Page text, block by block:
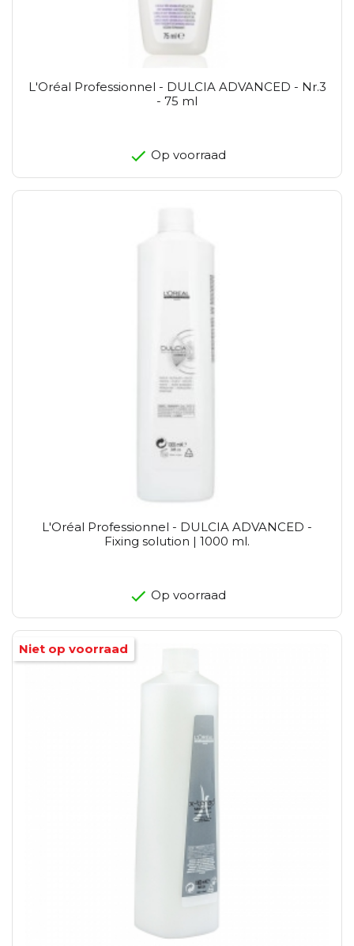
L'Oréal Professionnel - DULCIA ADVANCED - Nr.3
- 75 ml
Op voorraad
L'Oréal Professionnel - DULCIA ADVANCED -
Fixing solution | 1000 ml.
Op voorraad
Niet op voorraad